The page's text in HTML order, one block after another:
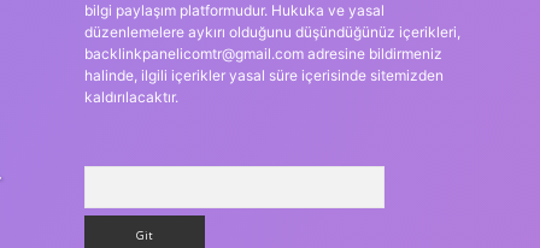
bilgi paylaşım platformudur. Hukuka ve yasal
düzenlemelere aykırı olduğunu düşündüğünüz içerikleri,
backlinkpanelicomtr@gmail.comadresine bildirmeniz
halinde, ilgili içerikler yasal süre içerisinde sitemizden
kaldırılacaktır.